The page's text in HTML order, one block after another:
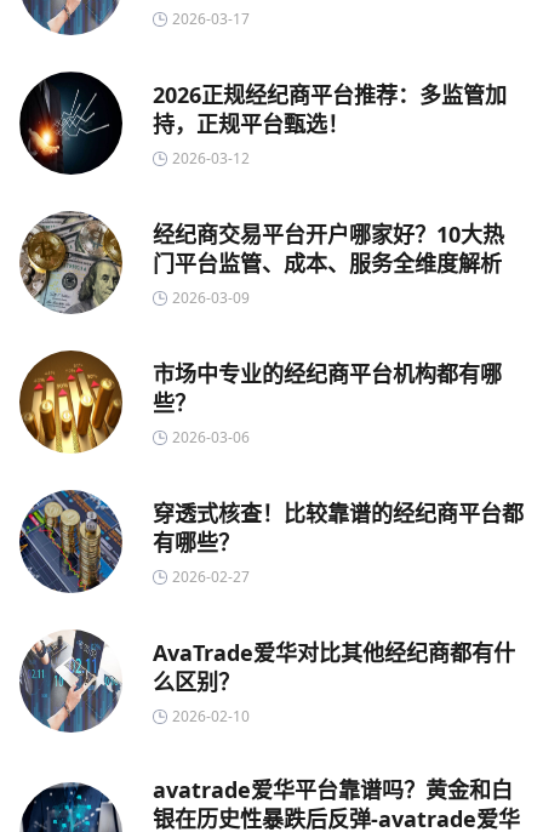
2026-03-17
2026正规经纪商平台推荐：多监管加
持，正规平台甄选！
2026-03-12
经纪商交易平台开户哪家好？10大热
门平台监管、成本、服务全维度解析
2026-03-09
市场中专业的经纪商平台机构都有哪
些？
2026-03-06
穿透式核查！比较靠谱的经纪商平台都
有哪些？
2026-02-27
AvaTrade爱华对比其他经纪商都有什
么区别？
2026-02-10
avatrade爱华平台靠谱吗？黄金和白
银在历史性暴跌后反弹-avatrade爱华